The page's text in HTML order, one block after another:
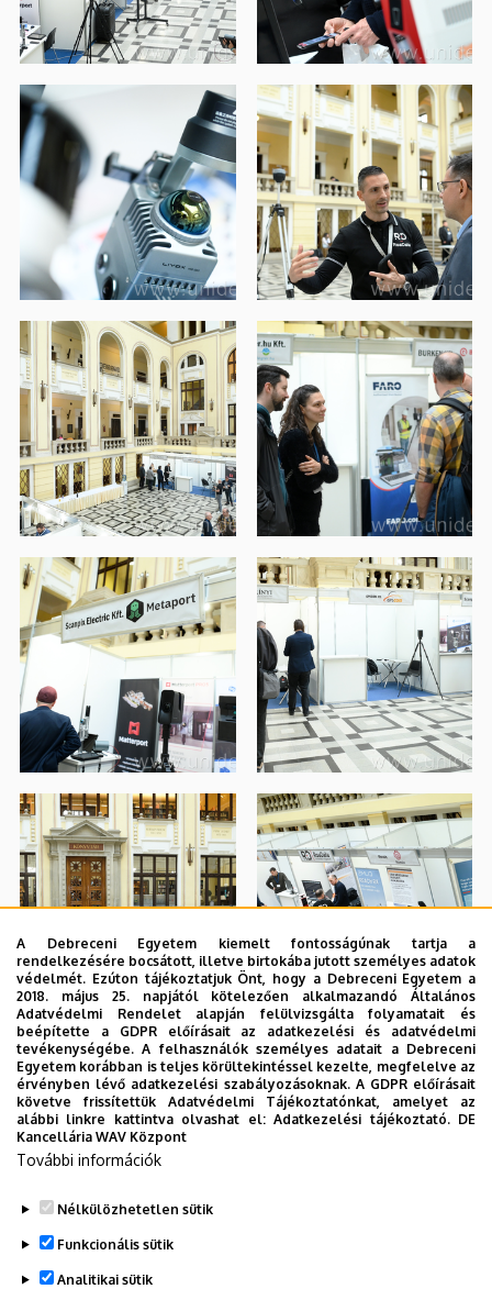
A Debreceni Egyetem kiemelt fontosságúnak tartja a
rendelkezésére bocsátott, illetve birtokába jutott személyes adatok
védelmét. Ezúton tájékoztatjuk Önt, hogy a Debreceni Egyetem a
2018. május 25. napjától kötelezően alkalmazandó Általános
Adatvédelmi Rendelet alapján felülvizsgálta folyamatait és
beépítette a GDPR előírásait az adatkezelési és adatvédelmi
tevékenységébe. A felhasználók személyes adatait a Debreceni
Egyetem korábban is teljes körültekintéssel kezelte, megfelelve az
érvényben lévő adatkezelési szabályozásoknak. A GDPR előírásait
követve frissítettük Adatvédelmi Tájékoztatónkat, amelyet az
alábbi linkre kattintva olvashat el:Adatkezelési tájékoztató. DE
Kancellária WAV Központ
További információk
Nélkülözhetetlen sütik
Funkcionális sütik
Analitikai sütik